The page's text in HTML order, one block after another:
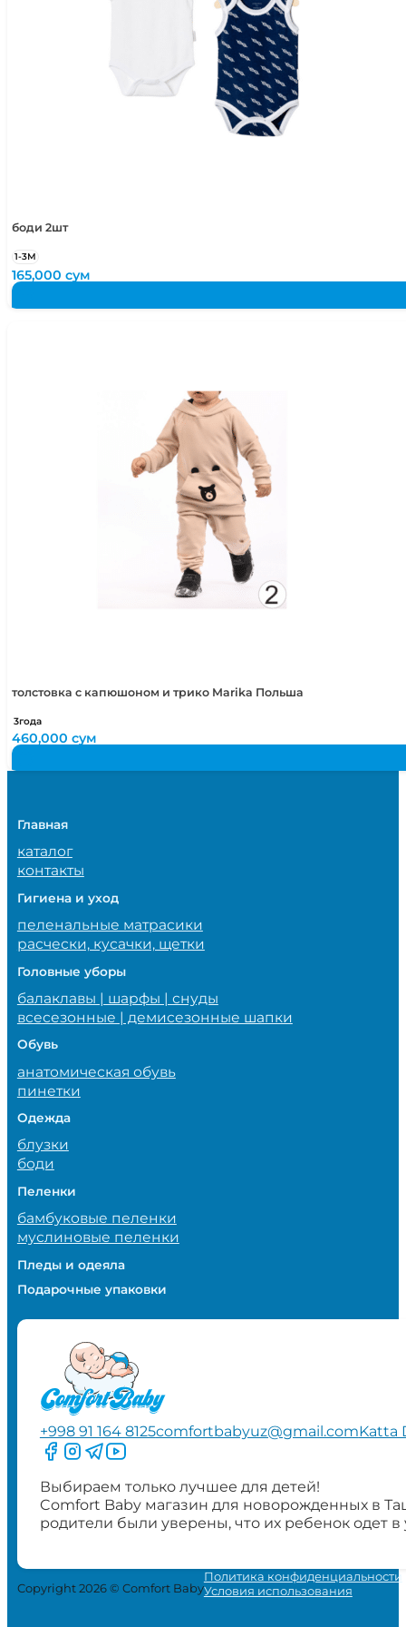
боди 2шт
1-3М
165,000сум
толстовка с капюшоном и трико Marika Польша
3года
460,000сум
Главная
каталог
контакты
Гигиена и уход
пеленальные матрасики
расчески, кусачки, щетки
Головные уборы
балаклавы | шарфы | снуды
всесезонные | демисезонные шапки
Обувь
анатомическая обувь
пинетки
Одежда
блузки
боди
Пеленки
бамбуковые пеленки
муслиновые пеленки
Пледы и одеяла
Подарочные упаковки
+998 91 164 8125comfortbabyuz@gmail.comKatta
Следите за нами на Facebook
Следите за нами в Instagram
Следите за нами в Telegram
Следите за нами в YouTube
Выбираем только лучшее для детей!
Comfort Baby магазин для новорожденных в
родители были уверены, что их ребенок одет
Copyright 2026 © Comfort Baby
Политика конфиденциальности
Условия использования